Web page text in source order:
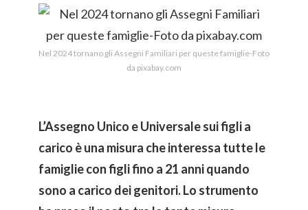
Nel 2024 tornano gli Assegni Familiari per queste famiglie-Foto
da pixabay.com
L’Assegno Unico e Universale sui figli a
carico è una misura che interessa tutte le
famiglie con figli fino a 21 anni quando
sono a carico dei genitori. Lo strumento